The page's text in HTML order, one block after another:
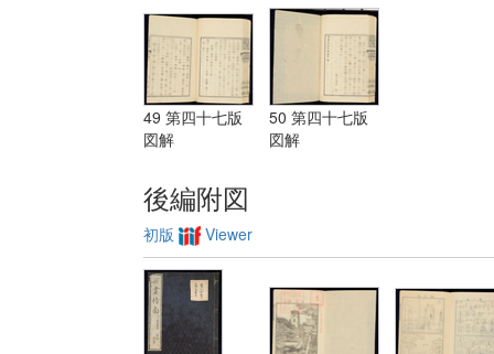
49 第四十七版
図解
50 第四十七版
図解
後編附図
初版 Viewer